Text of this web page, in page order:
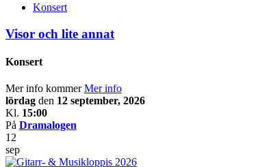
Konsert
Visor och lite annat
Konsert
Mer info kommerMer info
lördag den 12 september, 2026
Kl. 15:00
På Dramalogen
12
sep